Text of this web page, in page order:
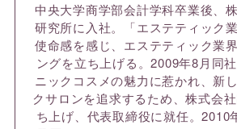
中央大学商学部会計学科卒業後、
研究所に入社。「エステティック
使命感を感じ、エステティック業
ングを立ち上げる。2009年8月同
ニックコスメの魅力に惹かれ、新
クサロンを追求するため、株式会
ち上げ、代表取締役に就任。2010